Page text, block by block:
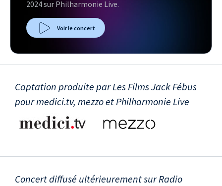
2024 sur Philharmonie Live.
Voir le concert
Captation produite par Les Films Jack Fébus
pour medici.tv, mezzo et Philharmonie Live
Concert diffusé ultérieurement sur Radio